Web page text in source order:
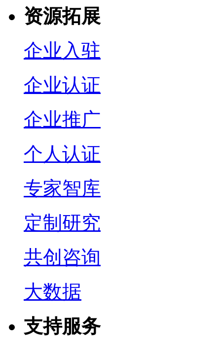
资源拓展
企业入驻
企业认证
企业推广
个人认证
专家智库
定制研究
共创咨询
大数据
支持服务